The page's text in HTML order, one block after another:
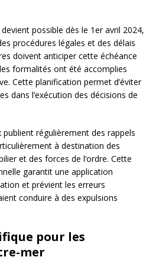
possible dès le 1er avril 2024,
procédures légales et des délais
doivent anticiper cette échéance
formalités ont été accomplies
Cette planification permet d’éviter
dans l’exécution des décisions de
régulièrement des rappels
à destination des
et des forces de l’ordre. Cette
garantit une application
et prévient les erreurs
conduire à des expulsions
pour les
mer